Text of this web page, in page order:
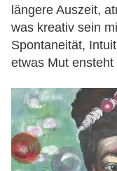
längere Auszeit,
was kreativ sein
Spontaneität,
etwas Mut